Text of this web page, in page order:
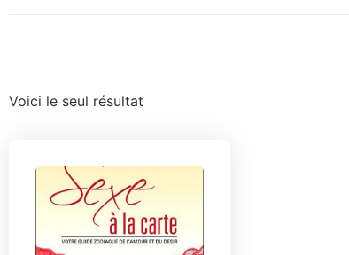
Voici le seul résultat